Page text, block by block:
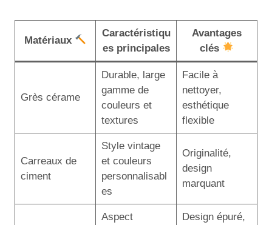
Matériaux
Caractéristiqu
es principales
Avantages
clés
Grès cérame
Durable, large
gamme de
couleurs et
textures
Facile à
nettoyer,
esthétique
flexible
Carreaux de
ciment
Style vintage
et couleurs
personnalisabl
es
Originalité,
design
marquant
Aspect
Design épuré,